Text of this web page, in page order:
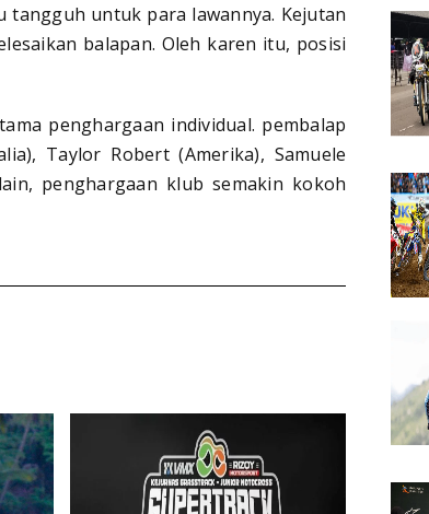
tangguh untuk para lawannya. Kejutan
balapan. Oleh karen itu, posisi
penghargaan individual. pembalap
Taylor Robert (Amerika), Samuele
penghargaan klub semakin kokoh